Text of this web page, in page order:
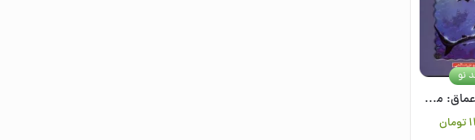
وحشت در اعماق: مجموعه ترس و لرز
تومان
نو